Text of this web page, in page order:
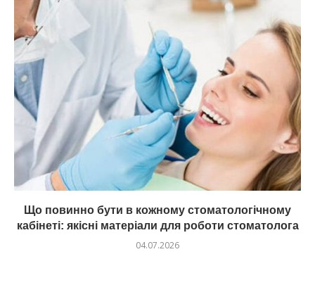
Що повинно бути в кожному стоматологічному
кабінеті: якісні матеріали для роботи стоматолога
04.07.2026